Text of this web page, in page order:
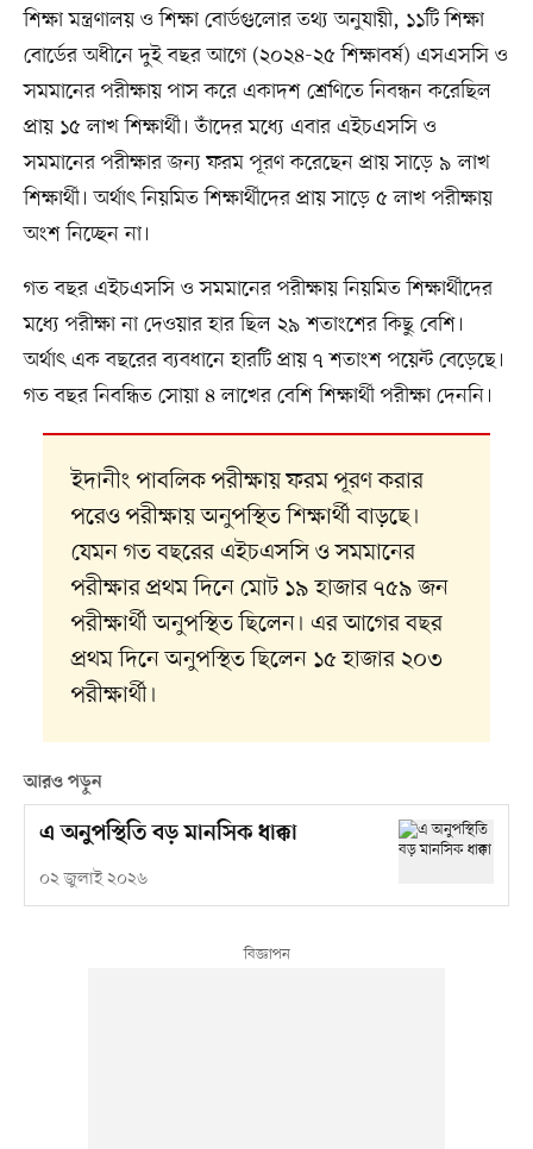
শিক্ষা মন্ত্রণালয় ও শিক্ষা বোর্ডগুলোর তথ্য অনুযায়ী, ১১টি শিক্ষা
বোর্ডের অধীনে দুই বছর আগে (২০২৪-২৫ শিক্ষাবর্ষ) এসএসসি ও
সমমানের পরীক্ষায় পাস করে একাদশ শ্রেণিতে নিবন্ধন করেছিল
প্রায় ১৫ লাখ শিক্ষার্থী। তাঁদের মধ্যে এবার এইচএসসি ও
সমমানের পরীক্ষার জন্য ফরম পূরণ করেছেন প্রায় সাড়ে ৯ লাখ
শিক্ষার্থী। অর্থাৎ নিয়মিত শিক্ষার্থীদের প্রায় সাড়ে ৫ লাখ পরীক্ষায়
অংশ নিচ্ছেন না।
গত বছর এইচএসসি ও সমমানের পরীক্ষায় নিয়মিত শিক্ষার্থীদের
মধ্যে পরীক্ষা না দেওয়ার হার ছিল ২৯ শতাংশের কিছু বেশি।
অর্থাৎ এক বছরের ব্যবধানে হারটি প্রায় ৭ শতাংশ পয়েন্ট বেড়েছে।
গত বছর নিবন্ধিত সোয়া ৪ লাখের বেশি শিক্ষার্থী পরীক্ষা দেননি।
ইদানীং পাবলিক পরীক্ষায় ফরম পূরণ করার
পরেও পরীক্ষায় অনুপস্থিত শিক্ষার্থী বাড়ছে।
যেমন গত বছরের এইচএসসি ও সমমানের
পরীক্ষার প্রথম দিনে মোট ১৯ হাজার ৭৫৯ জন
পরীক্ষার্থী অনুপস্থিত ছিলেন। এর আগের বছর
প্রথম দিনে অনুপস্থিত ছিলেন ১৫ হাজার ২০৩
পরীক্ষার্থী।
আরও পড়ুন
এ অনুপস্থিতি বড় মানসিক ধাক্কা
০২ জুলাই ২০২৬